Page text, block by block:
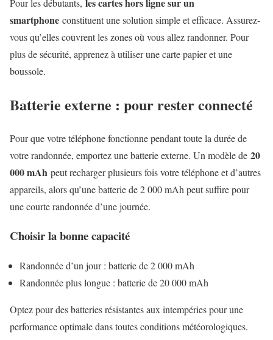
Pour les débutants,
smartphone constituent une solution simple et efficace. Assurez-
vous qu’elles couvrent les zones où vous allez randonner. Pour
plus de sécurité, apprenez à utiliser une carte papier et une
boussole.
Batterie externe : pour rester connecté
Pour que votre téléphone fonctionne pendant toute la durée de
votre randonnée, emportez une batterie externe. Un modèle de 20
000 mAh peut recharger plusieurs fois votre téléphone et d’autres
appareils, alors qu’une batterie de 2 000 mAh peut suffire pour
une courte randonnée d’une journée.
Choisir la bonne capacité
Randonnée d’un jour : batterie de 2 000 mAh
Randonnée plus longue : batterie de 20 000 mAh
Optez pour des batteries résistantes aux intempéries pour une
performance optimale dans toutes conditions météorologiques.